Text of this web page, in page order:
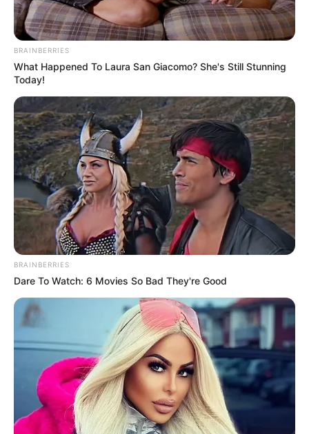
ขอบคุณข้อมูลจากรายการ ศึก 12 ราศี
ขี้หึง ขี้หึงมหาโหด ดวงความรัก ดูดวง ดูดวง 12 ราศี ศึก12 ราศี
หึงมหาโหด
ABOUT THE AUTHOR
เจ้าหมอดู
เนื้อหาที่ได้รับการโปรโมต
BRAINBERRIES
What Happened To Laura San Giacomo? She's Still Stunning
Today!
BRAINBERRIES
Dare To Watch: 6 Movies So Bad They're Good